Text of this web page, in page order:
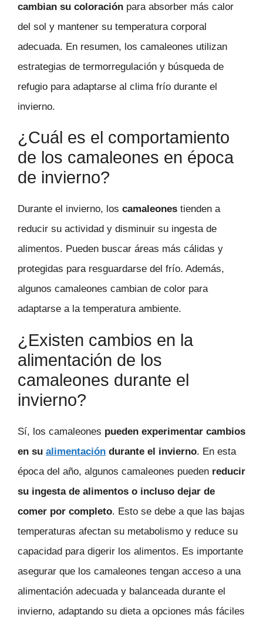
cambian su coloración para absorber más calor
del sol y mantener su temperatura corporal
adecuada. En resumen, los camaleones utilizan
estrategias de termorregulación y búsqueda de
refugio para adaptarse al clima frío durante el
invierno.
¿Cuál es el comportamiento
de los camaleones en época
de invierno?
Durante el invierno, los camaleones tienden a
reducir su actividad y disminuir su ingesta de
alimentos. Pueden buscar áreas más cálidas y
protegidas para resguardarse del frío. Además,
algunos camaleones cambian de color para
adaptarse a la temperatura ambiente.
¿Existen cambios en la
alimentación de los
camaleones durante el
invierno?
Sí, los camaleones pueden experimentar cambios
en su alimentación durante el invierno. En esta
época del año, algunos camaleones pueden reducir
su ingesta de alimentos o incluso dejar de
comer por completo. Esto se debe a que las bajas
temperaturas afectan su metabolismo y reduce su
capacidad para digerir los alimentos. Es importante
asegurar que los camaleones tengan acceso a una
alimentación adecuada y balanceada durante el
invierno, adaptando su dieta a opciones más fáciles